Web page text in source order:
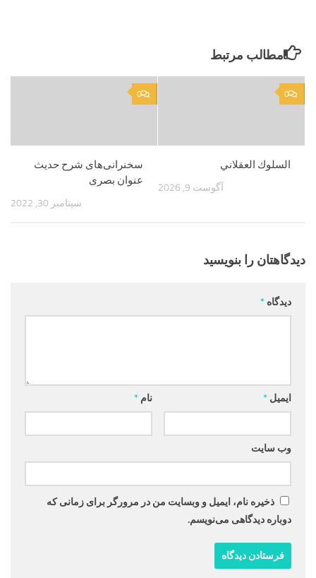
مطالب مرتبط
0
سخنرانی‌های شرح حدیث
عنوان بصری
سپتامبر 30, 2022
0
السلوك العقلاني
آگوست 9, 2026
دیدگاهتان را بنویسید
دیدگاه *
نام * ایمیل *
وب‌ سایت
ذخیره نام، ایمیل و وبسایت من در مرورگر برای زمانی که
دوباره دیدگاهی می‌نویسم.